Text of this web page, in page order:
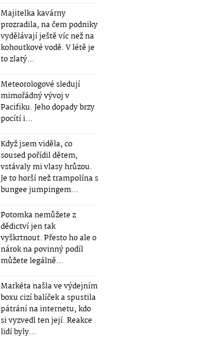
Majitelka kavárny
prozradila, na čem podniky
vydělávají ještě víc než na
kohoutkové vodě. V létě je
to zlatý...
Meteorologové sledují
mimořádný vývoj v
Pacifiku. Jeho dopady brzy
pocítí i...
Když jsem viděla, co
soused pořídil dětem,
vstávaly mi vlasy hrůzou.
Je to horší než trampolína s
bungee jumpingem...
Potomka nemůžete z
dědictví jen tak
vyškrtnout. Přesto ho ale o
nárok na povinný podíl
můžete legálně...
Markéta našla ve výdejním
boxu cizí balíček a spustila
pátrání na internetu, kdo
si vyzvedl ten její. Reakce
lidí byly...